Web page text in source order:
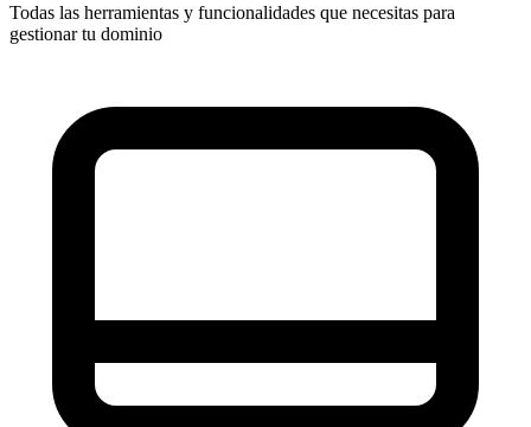
Todas las herramientas y funcionalidades que necesitas para
gestionar tu dominio